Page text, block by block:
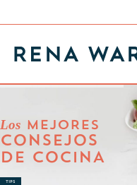
Los MEJORES
CONSEJOS
DE COCINA
TIPS